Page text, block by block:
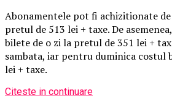
Abonamentele pot fi achizitionate
pretul de 513 lei + taxe. De
bilete de o zi la pretul de 351 lei +
sambata, iar pentru duminica costul
lei + taxe.
Citeste in continuare